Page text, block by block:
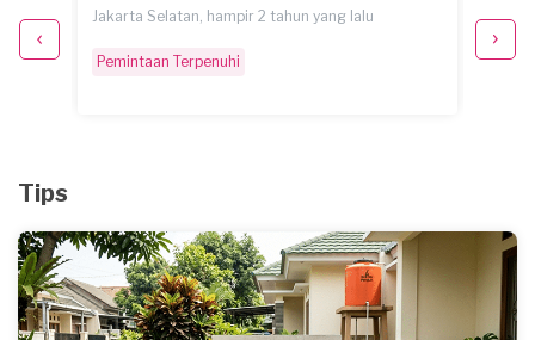
Jakarta Selatan, hampir 2 tahun yang lalu
Pemintaan Terpenuhi
Paser,
Tips